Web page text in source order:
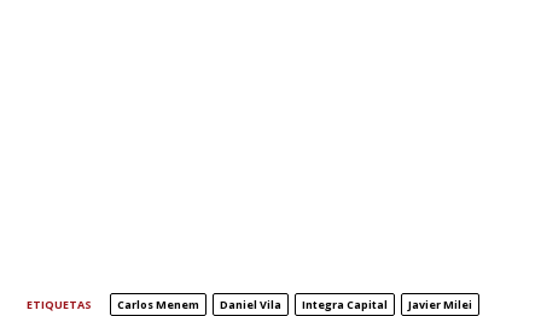
ETIQUETAS Carlos Menem Daniel Vila Integra Capital
Javier Milei